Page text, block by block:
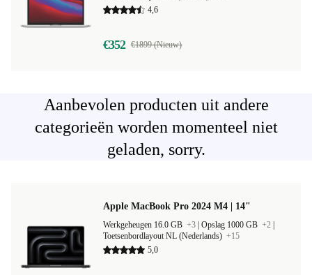
4,6
€352 €1899 (Nieuw)
Aanbevolen producten uit andere
categorieën worden momenteel niet
geladen, sorry.
Apple MacBook Pro 2024 M4 | 14"
Werkgeheugen 16.0 GB +3 Opslag 1000 GB +2
Toetsenbordlayout NL (Nederlands) +15
5,0